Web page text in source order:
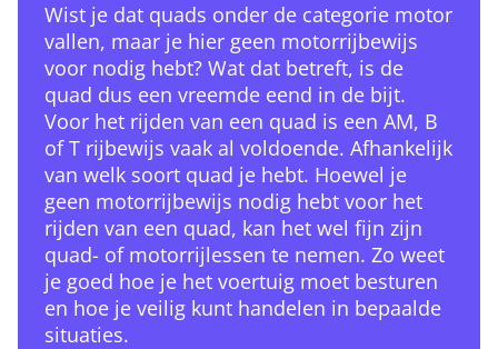
Wist je dat quads onder de categorie motor
vallen, maar je hier geen motorrijbewijs
voor nodig hebt? Wat dat betreft, is de
quad dus een vreemde eend in de bijt.
Voor het rijden van een quad is een AM, B
of T rijbewijs vaak al voldoende. Afhankelijk
van welk soort quad je hebt. Hoewel je
geen motorrijbewijs nodig hebt voor het
rijden van een quad, kan het wel fijn zijn
quad- of motorrijlessen te nemen. Zo weet
je goed hoe je het voertuig moet besturen
en hoe je veilig kunt handelen in bepaalde
situaties.